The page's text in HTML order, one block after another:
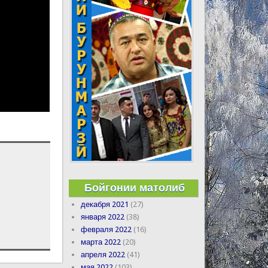
Бойгонии матолиб
декабря 2021 (27)
января 2022 (38)
февраля 2022 (16)
марта 2022 (20)
апреля 2022 (41)